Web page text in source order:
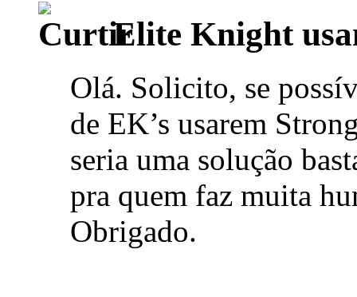
Elite Knight
Olá. Solicito, se
de EK’s usarem
seria uma solução
pra quem faz muita
Obrigado.